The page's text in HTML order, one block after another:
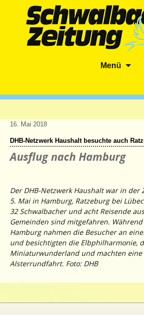
Menü
16. Mai 2018
DHB-Netzwerk Haushalt besuchte auch
Ausflug nach Hamburg
Der DHB-Netzwerk Haushalt war in der
5. Mai in Hamburg, Ratzeburg bei
32 Schwalbacher und acht Reisende
Gemeinden sind mitgefahren.
Hamburg nahmen die Besucher an
und besichtigten die Elbphilharmonie,
Miniaturwunderland und machten eine
Alsterrundfahrt. Foto: DHB